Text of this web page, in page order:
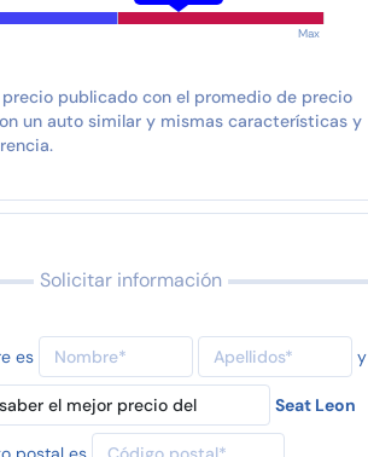
Max
precio publicado con el promedio de precio
un auto similar y mismas características y
Solicitar información
es y
Seat Leon